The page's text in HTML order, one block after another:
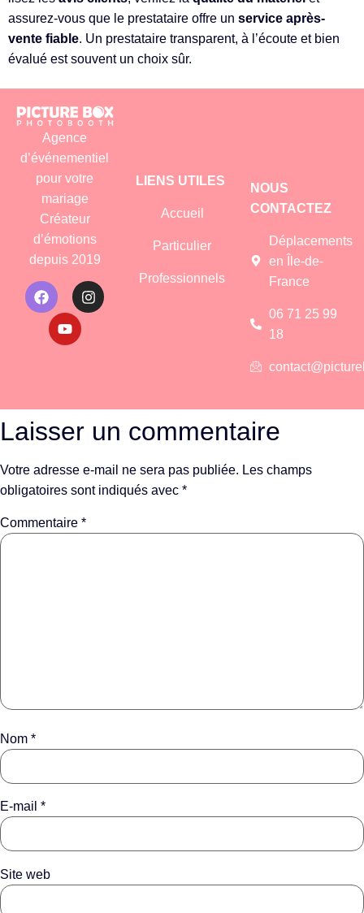
assurez-vous que le prestataire offre un service après-
vente fiable. Un prestataire transparent, à l’écoute et bien
évalué est souvent un choix sûr.
Agence
d’événementiel
pour votre
mariage
Créateur
d’émotions
depuis 2019
LIENS UTILES
Accueil
Particulier
Professionnels
NOUS
CONTACTEZ
Déplacements
en Île-de-
France
06 71 25 99
18
Laisser un commentaire
Votre adresse e-mail ne sera pas publiée. Les champs
obligatoires sont indiqués avec *
Commentaire *
Nom *
E-mail *
Site web